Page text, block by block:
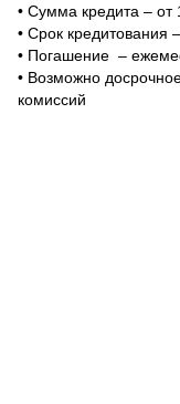
•‎ Сумма кредита – от
•‎ Срок кредитования
•‎ Погашение –
•‎ Возможно
комиссий